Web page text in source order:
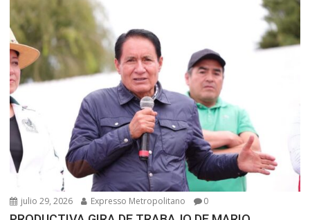
julio 29, 2026 Expresso Metropolitano 0